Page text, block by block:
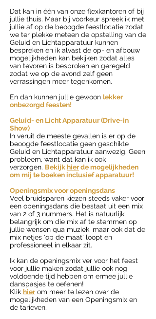
Dat kan in één van onze flexkantoren of bij
jullie thuis. Maar bij voorkeur spreek ik met
jullie af op de beoogde feestlocatie zodat
we ter plekke meteen de opstelling van de
Geluid en Lichtapparatuur kunnen
bespreken en ik alvast de op- en afbouw
mogelijkheden kan bekijken zodat alles
van tevoren is besproken en geregeld
zodat we op de avond zelf geen
verrassingen meer tegenkomen.
En dan kunnen jullie gewoon lekker
onbezorgd feesten!
Geluid- en Licht Apparatuur (Drive-in
Show)
In veruit de meeste gevallen is er op de
beoogde feestlocatie geen geschikte
Geluid en Lichtapparatuur aanwezig. Geen
probleem, want dat kan ik ook
verzorgen. Bekijkhierde mogelijkheden
om mij te boeken inclusief apparatuur!
Openingsmix voor openingsdans
Veel bruidsparen kiezen steeds vaker voor
een openingsdans die bestaat uit een mix
van 2 of 3 nummers. Het is natuurlijk
belangrijk om die mix af te stemmen op
jullie wensen qua muziek, maar ook dat de
mix netjes 'op de maat' loopt en
professioneel in elkaar zit.
Ik kan de openingsmix ver voor het feest
voor jullie maken zodat jullie ook nog
voldoende tijd hebben om ermee jullie
danspasjes te oefenen!
Klik hierom meer te lezen over de
mogelijkheden van een Openingsmix en
de tarieven.